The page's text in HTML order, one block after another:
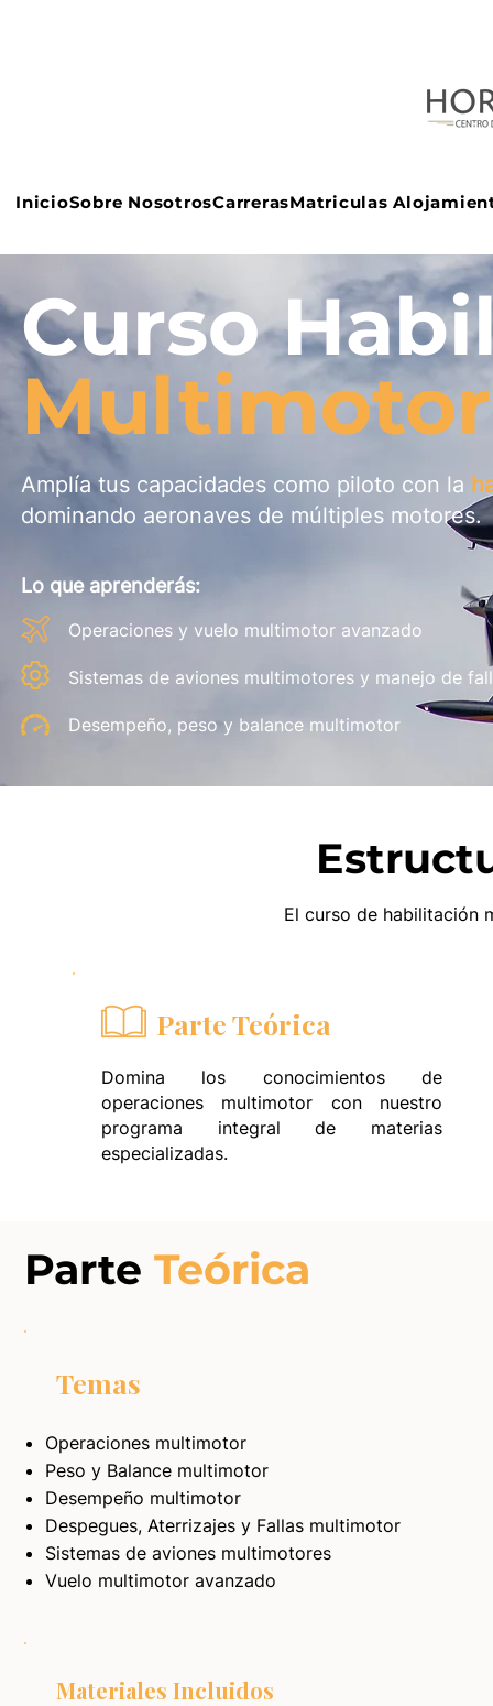
InicioSobre NosotrosCarrerasMatriculas
Curso
Multimotor
Amplía tus capacidades como piloto con la
dominando aeronaves de múltiples motores.
Lo que aprenderás:
Operaciones y vuelo multimotor avanzado
Sistemas de aviones multimotores y manejo de
Desempeño, peso y balance multimotor
El curso de habilitación
Parte Teórica
Domina los conocimientos de
operaciones multimotor con nuestro
programa integral de materias
especializadas.
Parte Teórica
Temas
Operaciones multimotor
Peso y Balance multimotor
Desempeño multimotor
Despegues, Aterrizajes y Fallas multimotor
Sistemas de aviones multimotores
Vuelo multimotor avanzado
Materiales Incluidos